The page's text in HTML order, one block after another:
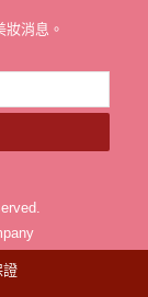
消息。
證